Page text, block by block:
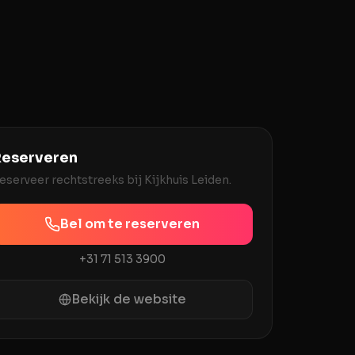
rechtstreeks bij Kijkhuis Leiden.
Bel om te reserveren
+31 71 513 3900
Bekijk de website